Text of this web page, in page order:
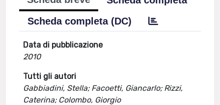
Scheda completa (DC)
Data di pubblicazione
2010
Tutti gli autori
Gabbiadini, Stella; Facoetti, Giancarlo; Rizzi,
Caterina; Colombo, Giorgio